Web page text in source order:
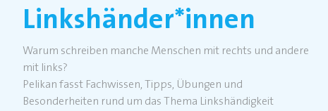
Linkshänder*innen
Warum schreiben manche Menschen mit rechts und andere
mit links?
Pelikan fasst Fachwissen, Tipps, Übungen und
Besonderheiten rund um das Thema Linkshändigkeit